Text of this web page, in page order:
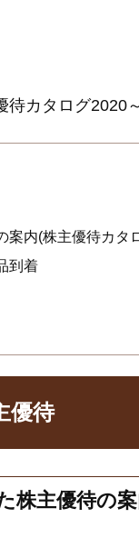
カタログ2020
案内(株主優待カタ
到着
優待
株主優待の